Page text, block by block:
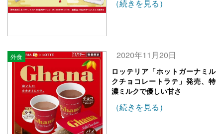
（続きを見る）
外食 2020年11月20日
ロッテリア「ホットガーナミル
クチョコレートラテ」発売、特
濃ミルクで優しい甘さ
（続きを見る）